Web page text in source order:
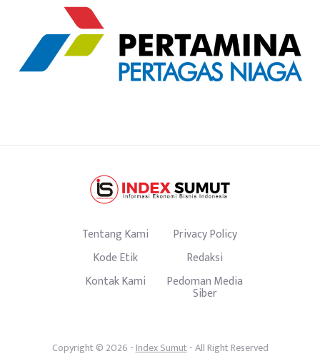
Tentang Kami
Privacy Policy
Kode Etik
Redaksi
Kontak Kami
Pedoman Media
Siber
Copyright © 2026 -Index Sumut- All Right Reserved